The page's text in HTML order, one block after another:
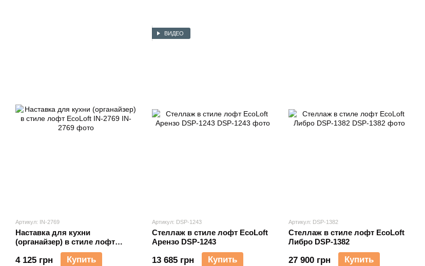
Артикул: IN-2769
Наставка для кухни
(органайзер) в стиле лофт
EcoLoft IN-2769
4 125 грн Купить
ВИДЕО
Артикул: DSP-1243
Стеллаж в стиле лофт EcoLoft
Арензо DSP-1243
13 685 грн Купить
Артикул: DSP-1382
Стеллаж в стиле лофт EcoLoft
Либро DSP-1382
27 900 грн Купить